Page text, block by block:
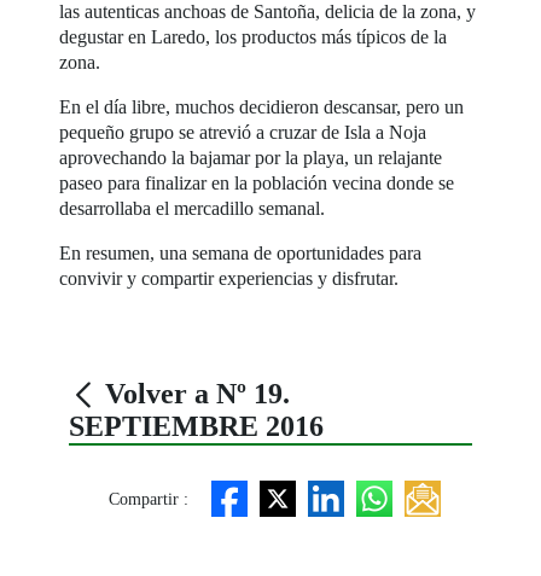
las autenticas anchoas de Santoña, delicia de la zona, y
degustar en Laredo, los productos más típicos de la
zona.
En el día libre, muchos decidieron descansar, pero un
pequeño grupo se atrevió a cruzar de Isla a Noja
aprovechando la bajamar por la playa, un relajante
paseo para finalizar en la población vecina donde se
desarrollaba el mercadillo semanal.
En resumen, una semana de oportunidades para
convivir y compartir experiencias y disfrutar.
Volver a Nº 19.
SEPTIEMBRE 2016
Compartir :